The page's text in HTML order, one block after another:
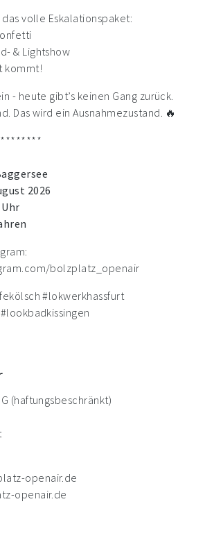
das volle Eskalationspaket:
& Lightshow
kommt!
- heute gibt’s keinen Gang zurück.
Das wird ein Ausnahmezustand. 🔥
2026
bolzplatz_openair
#lokwerkhassfurt
(haftungsbeschränkt)
openair.de
openair.de